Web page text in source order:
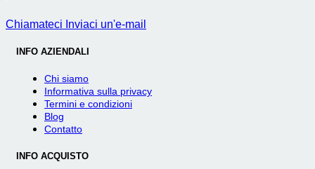
Chiamateci Inviaci un'e-mail
INFO AZIENDALI
Chi siamo
Informativa sulla privacy
Termini e condizioni
Blog
Contatto
INFO ACQUISTO